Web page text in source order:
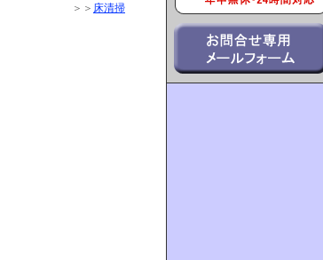
＞＞ 床清掃